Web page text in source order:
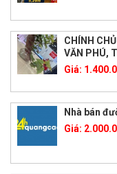
CHÍNH
VĂN PHÚ,
Giá:
Nhà bán
Giá: